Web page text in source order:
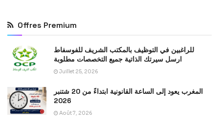
Offres Premium
للراغبين في التوظيف بالمكتب الشريف للفوسفاط
ارسل سيرتك الذاتية جميع التخصصات مطلوبة
Juillet 25, 2026
المغرب يعود إلى الساعة القانونية ابتداءً من 20 شتنبر
2026
Août 7, 2026